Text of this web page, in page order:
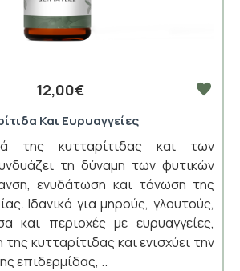
12,00€
Και Ευρυαγγείες
της κυτταρίτιδας και των
τη δύναμη των φυτικών
ενυδάτωση και τόνωση της
Ιδανικό για μηρούς, γλουτούς,
και περιοχές με ευρυαγγείες,
κυτταρίτιδας και ενισχύει την
επιδερμίδας, ..